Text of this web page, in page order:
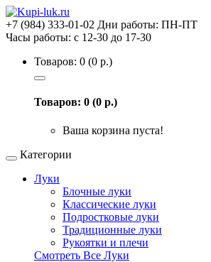
+7 (984) 333-01-02 Дни работы: ПН-ПТ
Часы работы: с 12-30 до 17-30
Товаров: 0 (0 р.)
Товаров: 0 (0 р.)
Ваша корзина пуста!
Категории
Луки
Блочные луки
Классические луки
Подростковые луки
Традиционные луки
Рукоятки и плечи
Смотреть Все Луки